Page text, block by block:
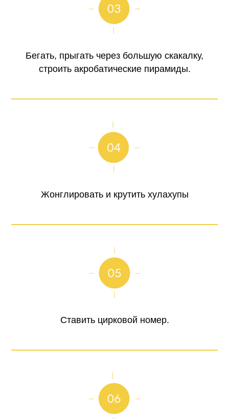
Бегать, прыгать через большую скакалку,
строить акробатические пирамиды.
Жонглировать и крутить хулахупы
Ставить цирковой номер.